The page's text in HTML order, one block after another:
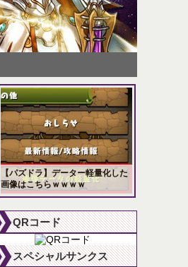
【パズドラ】データー軽量化した
画像はこちらｗｗｗｗ
81,629 views
QRコード
スペシャルサンクス